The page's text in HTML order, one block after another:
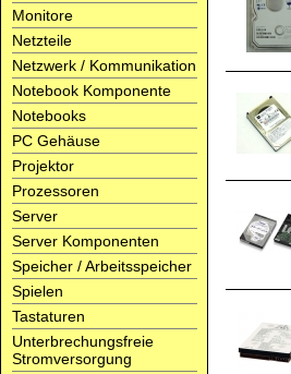
Monitore
Netzteile
Netzwerk / Kommunikation
Notebook Komponente
Notebooks
PC Gehäuse
Projektor
Prozessoren
Server
Server Komponenten
Speicher / Arbeitsspeicher
Spielen
Tastaturen
Unterbrechungsfreie
Stromversorgung